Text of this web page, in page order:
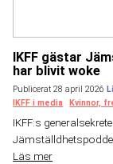
IKFF gästar
har blivit woke
Publicerat 28 april 2026
IKFF i media
Kvinnor,
IKFF:s
Läs mer